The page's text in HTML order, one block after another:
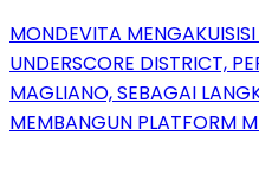
MONDEVITA
UNDERSCORE DISTRICT,
MAGLIANO, SEBAGAI
MEMBANGUN PLATFORM